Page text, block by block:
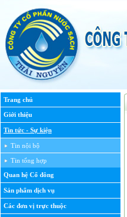
Trang chủ
Giới thiệu
Tin tức - Sự kiện
Tin nội bộ
Tin tổng hợp
Quan hệ Cổ đông
Sản phẩm dịch vụ
Các đơn vị trực thuộc